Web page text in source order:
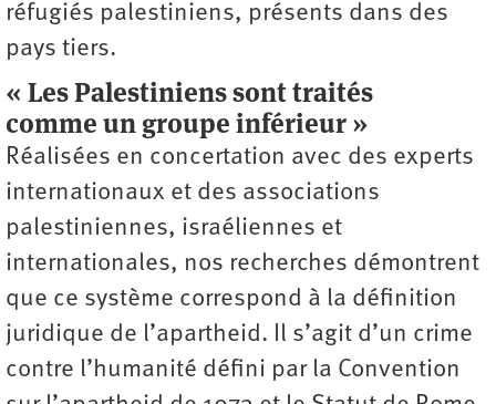
réfugiés palestiniens, présents dans des
pays tiers.
« Les Palestiniens sont traités
comme un groupe inférieur »
Réalisées en concertation avec des experts
internationaux et des associations
palestiniennes, israéliennes et
internationales, nos recherches démontrent
que ce système correspond à la définition
juridique de l’apartheid. Il s’agit d’un crime
contre l’humanité défini par la Convention